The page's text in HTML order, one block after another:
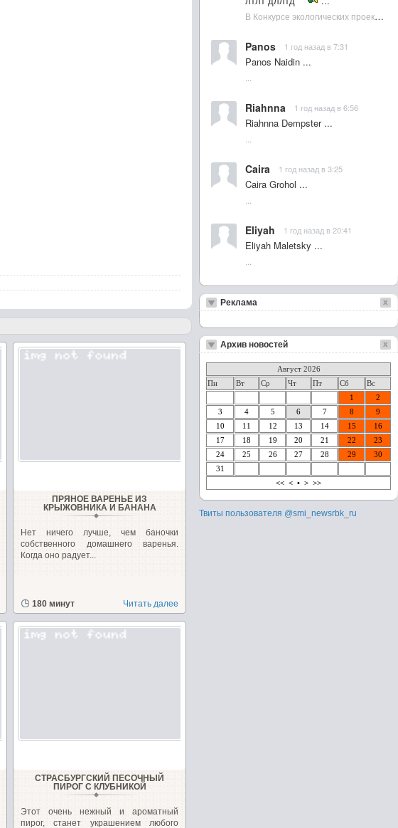
ПРЯНОЕ ВАРЕНЬЕ ИЗ
КРЫЖОВНИКА И БАНАНА
Нет ничего лучше, чем баночки
собственного домашнего варенья.
Когда оно радует...
180 минут Читать далее
СТРАСБУРГСКИЙ ПЕСОЧНЫЙ
ПИРОГ С КЛУБНИКОЙ
Этот очень нежный и ароматный
пирог, станет украшением любого
В Конкурсе экологических проектов в Подмосковье активно участвовала молодежь :: NewsRbk.ru...
Panos 1 год назад в 7:31
Panos Naidin ...
Riahnna 1 год назад в 6:56
Riahnna Dempster ...
Caira 1 год назад в 3:25
Caira Grohol ...
Eliyah 1 год назад в 20:41
Eliyah Maletsky ...
Реклама
Архив новостей
Август 2026
Пн
Вт Ср Чт Пт Сб
Вс
1
2
3
4 5 6 7 8
9
10
11 12 13 14 15
16
17
18 19 20 21 22
23
24
25 26 27 28 29
30
31
<< < • > >>
Твиты пользователя @smi_newsrbk_ru